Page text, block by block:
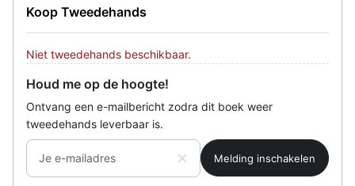
Koop Tweedehands
Niet tweedehands beschikbaar.
Houd me op de hoogte!
Ontvang een e-mailbericht zodra dit boek weer
tweedehands leverbaar is.
Je e-mailadres